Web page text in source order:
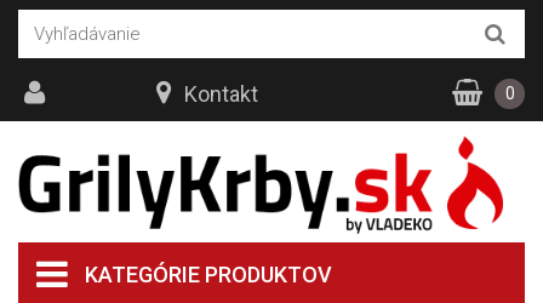
KATEGÓRIE PRODUKTOV
Kontakt 0